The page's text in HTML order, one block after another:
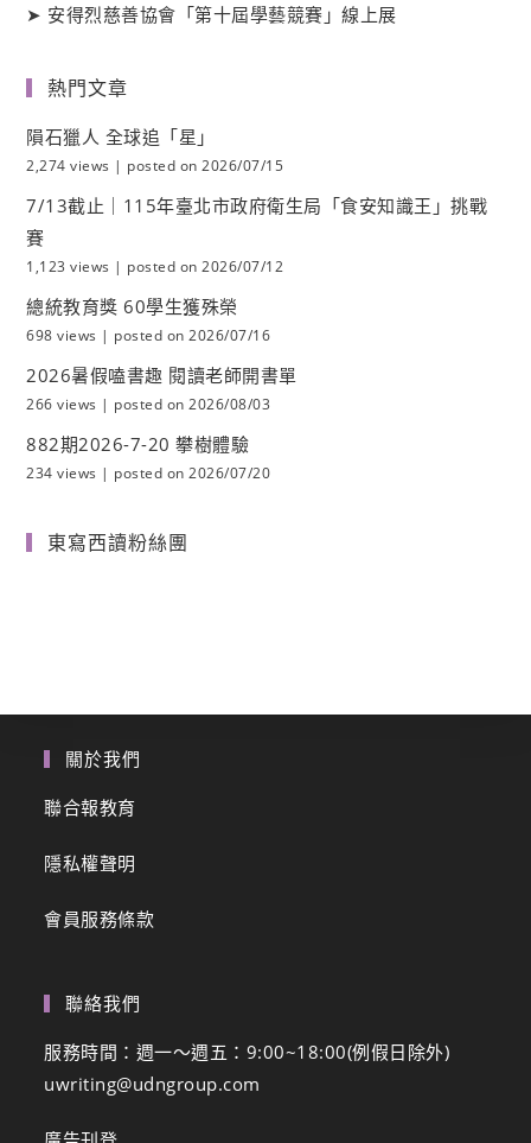
➤ 安得烈慈善協會「第十屆學藝競賽」線上展
熱門文章
隕石獵人 全球追「星」
2,274 views | posted on 2026/07/15
7/13截止｜115年臺北市政府衛生局「食安知識王」挑戰
賽
1,123 views | posted on 2026/07/12
總統教育獎 60學生獲殊榮
698 views | posted on 2026/07/16
2026暑假嗑書趣 閱讀老師開書單
266 views | posted on 2026/08/03
882期2026-7-20 攀樹體驗
234 views | posted on 2026/07/20
東寫西讀粉絲團
關於我們
聯合報教育
隱私權聲明
會員服務條款
聯絡我們
服務時間：週一～週五：9:00~18:00(例假日除外)
uwriting@udngroup.com